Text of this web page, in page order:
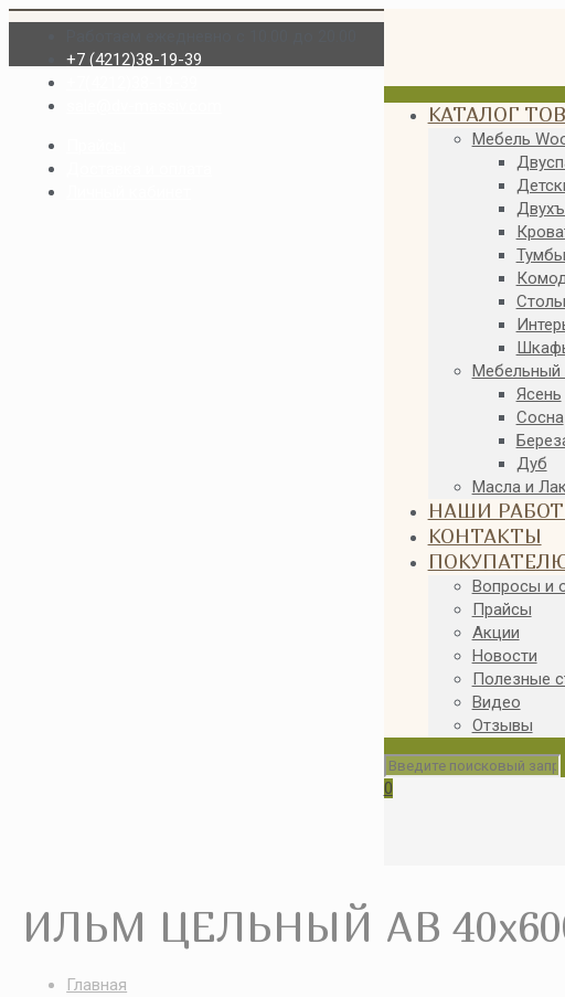
+7 (4212)38-19-39
КАТАЛОГ
Мебель
Тумбы
Столы
Мебельный
Ясень
Сосна
Дуб
Масла и
НАШИ
КОНТАКТЫ
Вопросы и
Прайсы
Акции
Новости
Полезные
Видео
Отзывы
0
ИЛЬМ ЦЕЛЬНЫЙ АВ
Главная